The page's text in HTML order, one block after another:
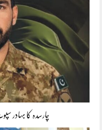
چارسدہ کا بہادر